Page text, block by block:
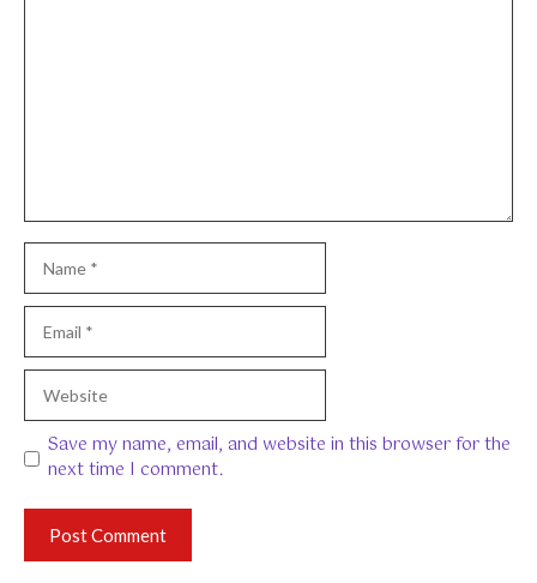
Name
Email
Website
Save my name, email, and website in this browser for the
next time I comment.